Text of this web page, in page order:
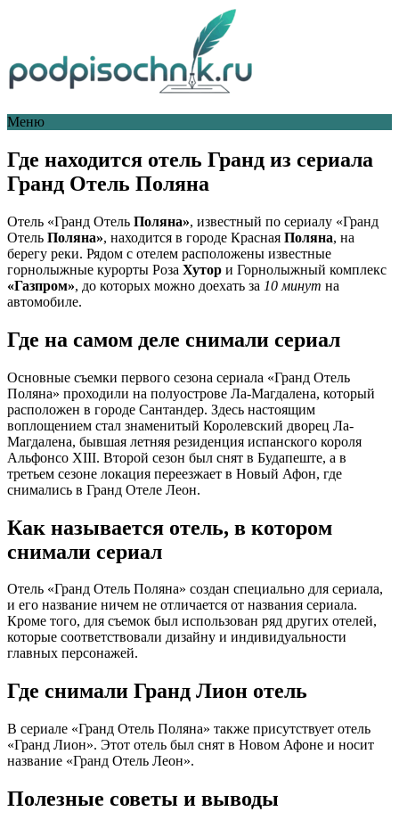
Меню
Где находится отель Гранд из сериала
Гранд Отель Поляна
Отель «Гранд Отель Поляна», известный по сериалу «Гранд
Отель Поляна», находится в городе Красная Поляна, на
берегу реки. Рядом с отелем расположены известные
горнолыжные курорты Роза Хутор и Горнолыжный комплекс
«Газпром», до которых можно доехать за 10 минут на
автомобиле.
Где на самом деле снимали сериал
Основные съемки первого сезона сериала «Гранд Отель
Поляна» проходили на полуострове Ла-Магдалена, который
расположен в городе Сантандер. Здесь настоящим
воплощением стал знаменитый Королевский дворец Ла-
Магдалена, бывшая летняя резиденция испанского короля
Альфонсо XIII. Второй сезон был снят в Будапеште, а в
третьем сезоне локация переезжает в Новый Афон, где
снимались в Гранд Отеле Леон.
Как называется отель, в котором
снимали сериал
Отель «Гранд Отель Поляна» создан специально для сериала,
и его название ничем не отличается от названия сериала.
Кроме того, для съемок был использован ряд других отелей,
которые соответствовали дизайну и индивидуальности
главных персонажей.
Где снимали Гранд Лион отель
В сериале «Гранд Отель Поляна» также присутствует отель
«Гранд Лион». Этот отель был снят в Новом Афоне и носит
название «Гранд Отель Леон».
Полезные советы и выводы